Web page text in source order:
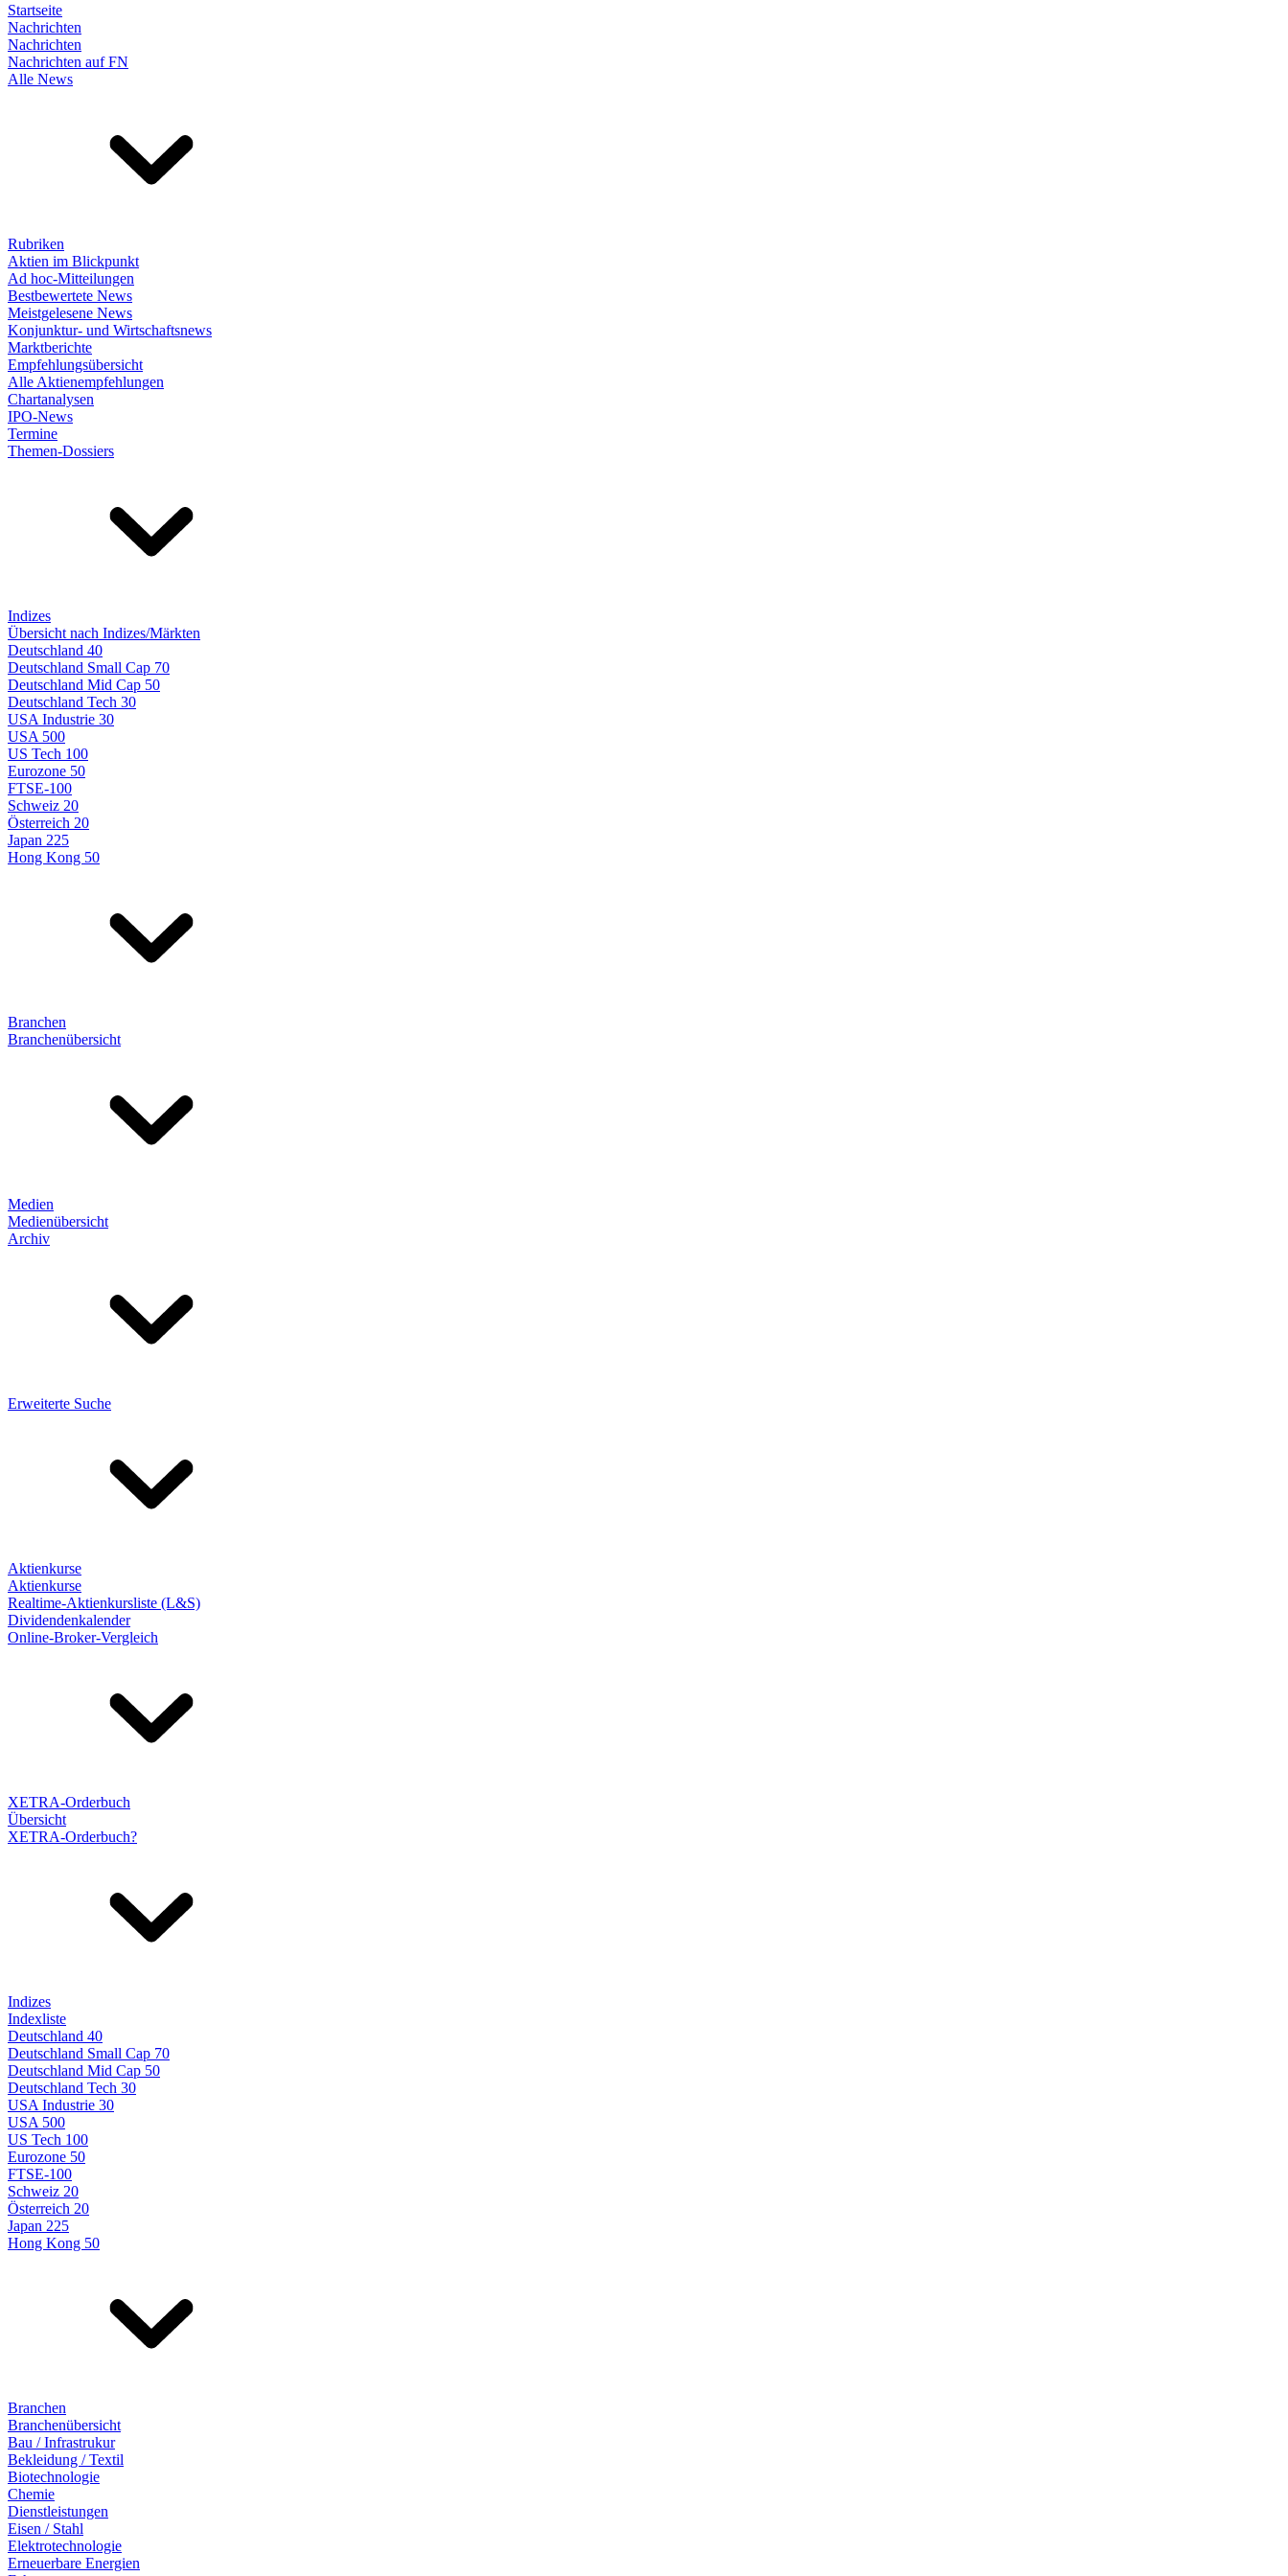
Startseite
Nachrichten
Nachrichten
Nachrichten auf FN
Alle News
Rubriken
Aktien im Blickpunkt
Ad hoc-Mitteilungen
Bestbewertete News
Meistgelesene News
Konjunktur- und Wirtschaftsnews
Marktberichte
Empfehlungsübersicht
Alle Aktienempfehlungen
Chartanalysen
IPO-News
Termine
Themen-Dossiers
Indizes
Übersicht nach Indizes/Märkten
Deutschland 40
Deutschland Small Cap 70
Deutschland Mid Cap 50
Deutschland Tech 30
USA Industrie 30
USA 500
US Tech 100
Eurozone 50
FTSE-100
Schweiz 20
Österreich 20
Japan 225
Hong Kong 50
Branchen
Branchenübersicht
Medien
Medienübersicht
Archiv
Erweiterte Suche
Aktienkurse
Aktienkurse
Realtime-Aktienkursliste (L&S)
Dividendenkalender
Online-Broker-Vergleich
XETRA-Orderbuch
Übersicht
XETRA-Orderbuch?
Indizes
Indexliste
Deutschland 40
Deutschland Small Cap 70
Deutschland Mid Cap 50
Deutschland Tech 30
USA Industrie 30
USA 500
US Tech 100
Eurozone 50
FTSE-100
Schweiz 20
Österreich 20
Japan 225
Hong Kong 50
Branchen
Branchenübersicht
Bau / Infrastrukur
Bekleidung / Textil
Biotechnologie
Chemie
Dienstleistungen
Eisen / Stahl
Elektrotechnologie
Erneuerbare Energien